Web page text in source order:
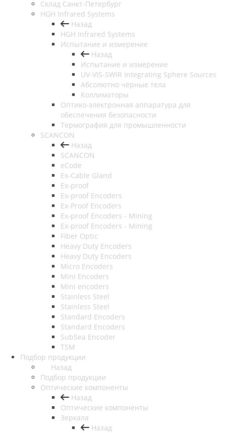
Cклад Санкт-Петербург
HGH Infrared Systems
Назад
HGH Infrared Systems
Испытание и измерение
Назад
Испытание и измерение
UV-VIS-SWIR Integrating Sphere Sources
Абсолютно чёрные тела
Коллиматоры
Оптико-электронная аппаратура для
обеспечения безопасности
Термография для промышленности
SCANCON
Назад
SCANCON
eCode
Ex-Cable Gland
Ex-proof
Ex-proof Encoders
Ex-Proof Encoders
Ex-proof Encoders - Mining
Ex-proof Encoders - Mining
Fiber Optic
Heavy Duty Encoders
Heavy Duty Encoders
Micro Encoders
Mini Encoders
Mini encoders
Stainless Steel
Stainless Steel
Standard Encoders
Standard Encoders
SubSea Encoder
TSM
Подбор продукции
Назад
Подбор продукции
Оптические компоненты
Назад
Оптические компоненты
Зеркала
Назад